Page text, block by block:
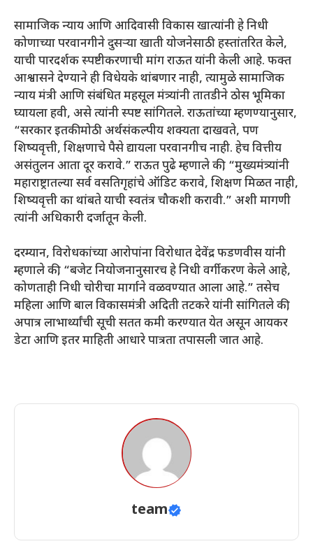
सामाजिक न्याय आणि आदिवासी विकास खात्यांनी हे निधी
कोणाच्या परवानगीने दुसऱ्या खाती योजनेसाठी हस्तांतरित केले,
याची पारदर्शक स्पष्टीकरणाची मांग राऊत यांनी केली आहे. फक्त
आश्वासने देण्याने ही विधेयके थांबणार नाही, त्यामुळे सामाजिक
न्याय मंत्री आणि संबंधित महसूल मंत्र्यांनी तातडीने ठोस भूमिका
घ्यायला हवी, असे त्यांनी स्पष्ट सांगितले. राऊतांच्या म्हणण्यानुसार,
“सरकार इतकी मोठी अर्थसंकल्पीय शक्यता दाखवते, पण
शिष्यवृत्ती, शिक्षणाचे पैसे द्यायला परवानगीच नाही. हेच वित्तीय
असंतुलन आता दूर करावे.” राऊत पुढे म्हणाले की, “मुख्यमंत्र्यांनी
महाराष्ट्रातल्या सर्व वसतिगृहांचे ऑडिट करावे, शिक्षण मिळत नाही,
शिष्यवृत्ती का थांबते याची स्वतंत्र चौकशी करावी.” अशी मागणी
त्यांनी अधिकारी दर्जातून केली.
दरम्यान, विरोधकांच्या आरोपांना विरोधात देवेंद्र फडणवीस यांनी
म्हणाले की, “बजेट नियोजनानुसारच हे निधी वर्गीकरण केले आहे,
कोणताही निधी चोरीचा मार्गाने वळवण्यात आला आहे.” तसेच
महिला आणि बाल विकासमंत्री अदिती तटकरे यांनी सांगितले की,
अपात्र लाभार्थ्यांची सूची सतत कमी करण्यात येत असून आयकर
डेटा आणि इतर माहिती आधारे पात्रता तपासली जात आहे.
team